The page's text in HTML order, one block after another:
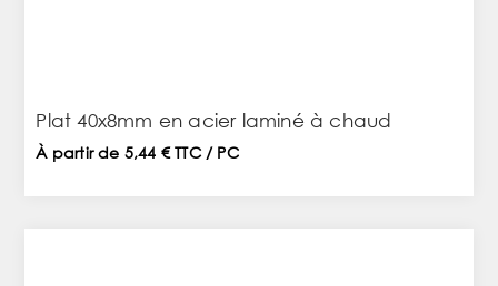
Plat 40x8mm en acier laminé à chaud
À partir de 5,44 € TTC / PC